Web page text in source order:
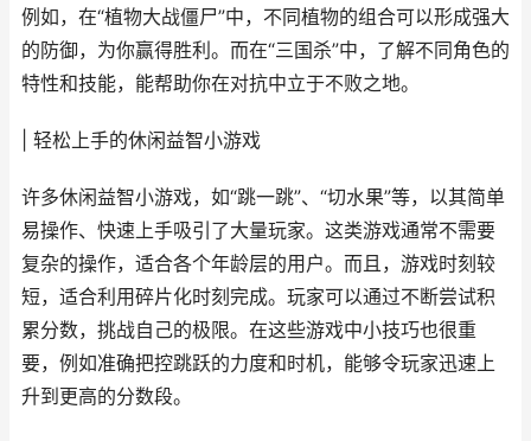
例如，在“植物大战僵尸”中，不同植物的组合可以形成强大
的防御，为你赢得胜利。而在“三国杀”中，了解不同角色的
特性和技能，能帮助你在对抗中立于不败之地。
| 轻松上手的休闲益智小游戏
许多休闲益智小游戏，如“跳一跳”、“切水果”等，以其简单
易操作、快速上手吸引了大量玩家。这类游戏通常不需要
复杂的操作，适合各个年龄层的用户。而且，游戏时刻较
短，适合利用碎片化时刻完成。玩家可以通过不断尝试积
累分数，挑战自己的极限。在这些游戏中小技巧也很重
要，例如准确把控跳跃的力度和时机，能够令玩家迅速上
升到更高的分数段。